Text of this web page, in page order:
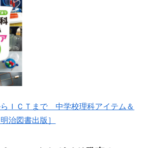
らＩＣＴまで 中学校理科アイテム＆
治図書出版］